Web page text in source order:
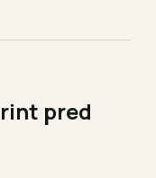
pred